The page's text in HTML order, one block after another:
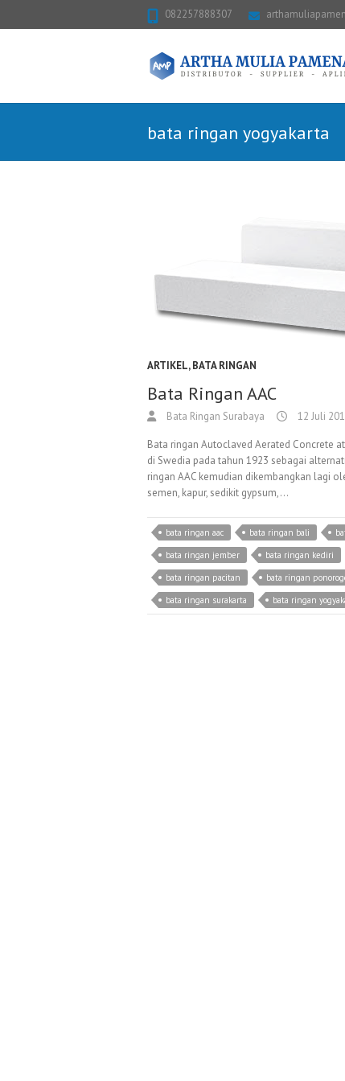
082257888307
bata ringan yogyakarta
ARTIKEL,BATA RINGAN
Bata Ringan AAC
Bata Ringan Surabaya 12 Juli
Bata ringan Autoclaved Aerated Concrete
di Swedia pada tahun 1923 sebagai
ringan AAC kemudian dikembangkan lagi
semen, kapur, sedikit gypsum,…
bata ringan aac bata ringan bali
bata ringan jember
bata ringan kediri
bata ringan pacitan
bata ringan
bata ringan surakarta
bata ringan